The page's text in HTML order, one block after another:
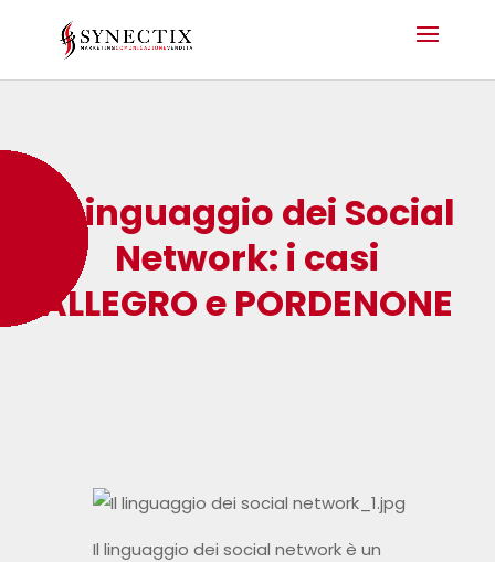
Il Linguaggio dei Social
Network: i casi
ALLEGRO e PORDENONE
Il linguaggio dei social network è un